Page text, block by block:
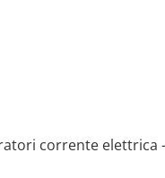
corrente elettrica